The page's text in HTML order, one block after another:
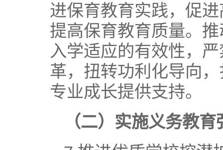
进保育教育实践，促
提高保育教育质量。
入学适应的有效性，
革，扭转功利化导向
专业成长提供支持。
（二）实施义务教